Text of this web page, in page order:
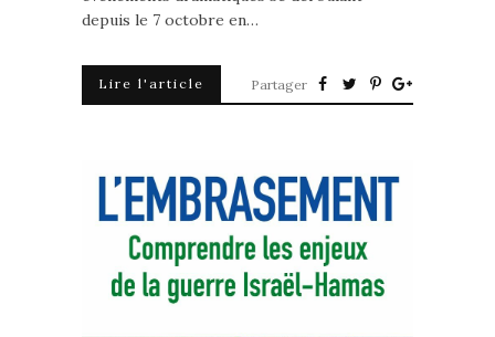
depuis le 7 octobre en…
Lire l'article Partager